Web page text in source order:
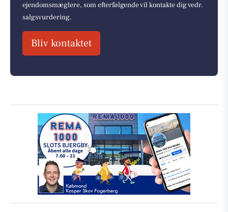
ejendomsmæglere, som efterfølgende vil kontakte dig vedr.
salgsvurdering.
Bliv kontaktet